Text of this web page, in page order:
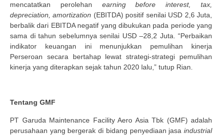
mencatatkan perolehan earning before interest, tax,
depreciation, amortization (EBITDA) positif senilai USD 2,6 Juta,
berbalik dari EBITDA negatif yang dibukukan pada periode yang
sama di tahun sebelumnya senilai USD –28,2 Juta. “Perbaikan
indikator keuangan ini menunjukkan pemulihan kinerja
Perseroan secara bertahap lewat strategi-strategi pemulihan
kinerja yang diterapkan sejak tahun 2020 lalu,” tutup Rian.
Tentang GMF
PT Garuda Maintenance Facility Aero Asia Tbk (GMF) adalah
perusahaan yang bergerak di bidang penyediaan jasa industrial